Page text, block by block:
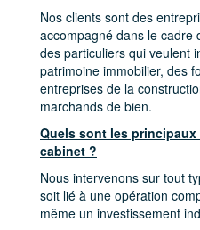
Nos clients sont des
accompagné dans le cadre
des particuliers qui veulent
patrimoine immobilier, des
entreprises de la
marchands de bien.
Quels sont les
cabinet ?
Nous intervenons sur tout
soit lié à une opération
même un investissement